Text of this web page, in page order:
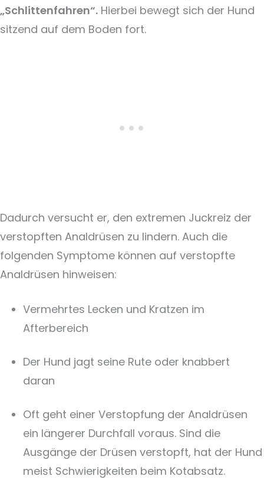
„Schlittenfahren“. Hierbei bewegt sich der Hund
sitzend auf dem Boden fort.
Dadurch versucht er, den extremen Juckreiz der
verstopften Analdrüsen zu lindern. Auch die
folgenden Symptome können auf verstopfte
Analdrüsen hinweisen:
Vermehrtes Lecken und Kratzen im
Afterbereich
Der Hund jagt seine Rute oder knabbert
daran
Oft geht einer Verstopfung der Analdrüsen
ein längerer Durchfall voraus. Sind die
Ausgänge der Drüsen verstopft, hat der Hund
meist Schwierigkeiten beim Kotabsatz.